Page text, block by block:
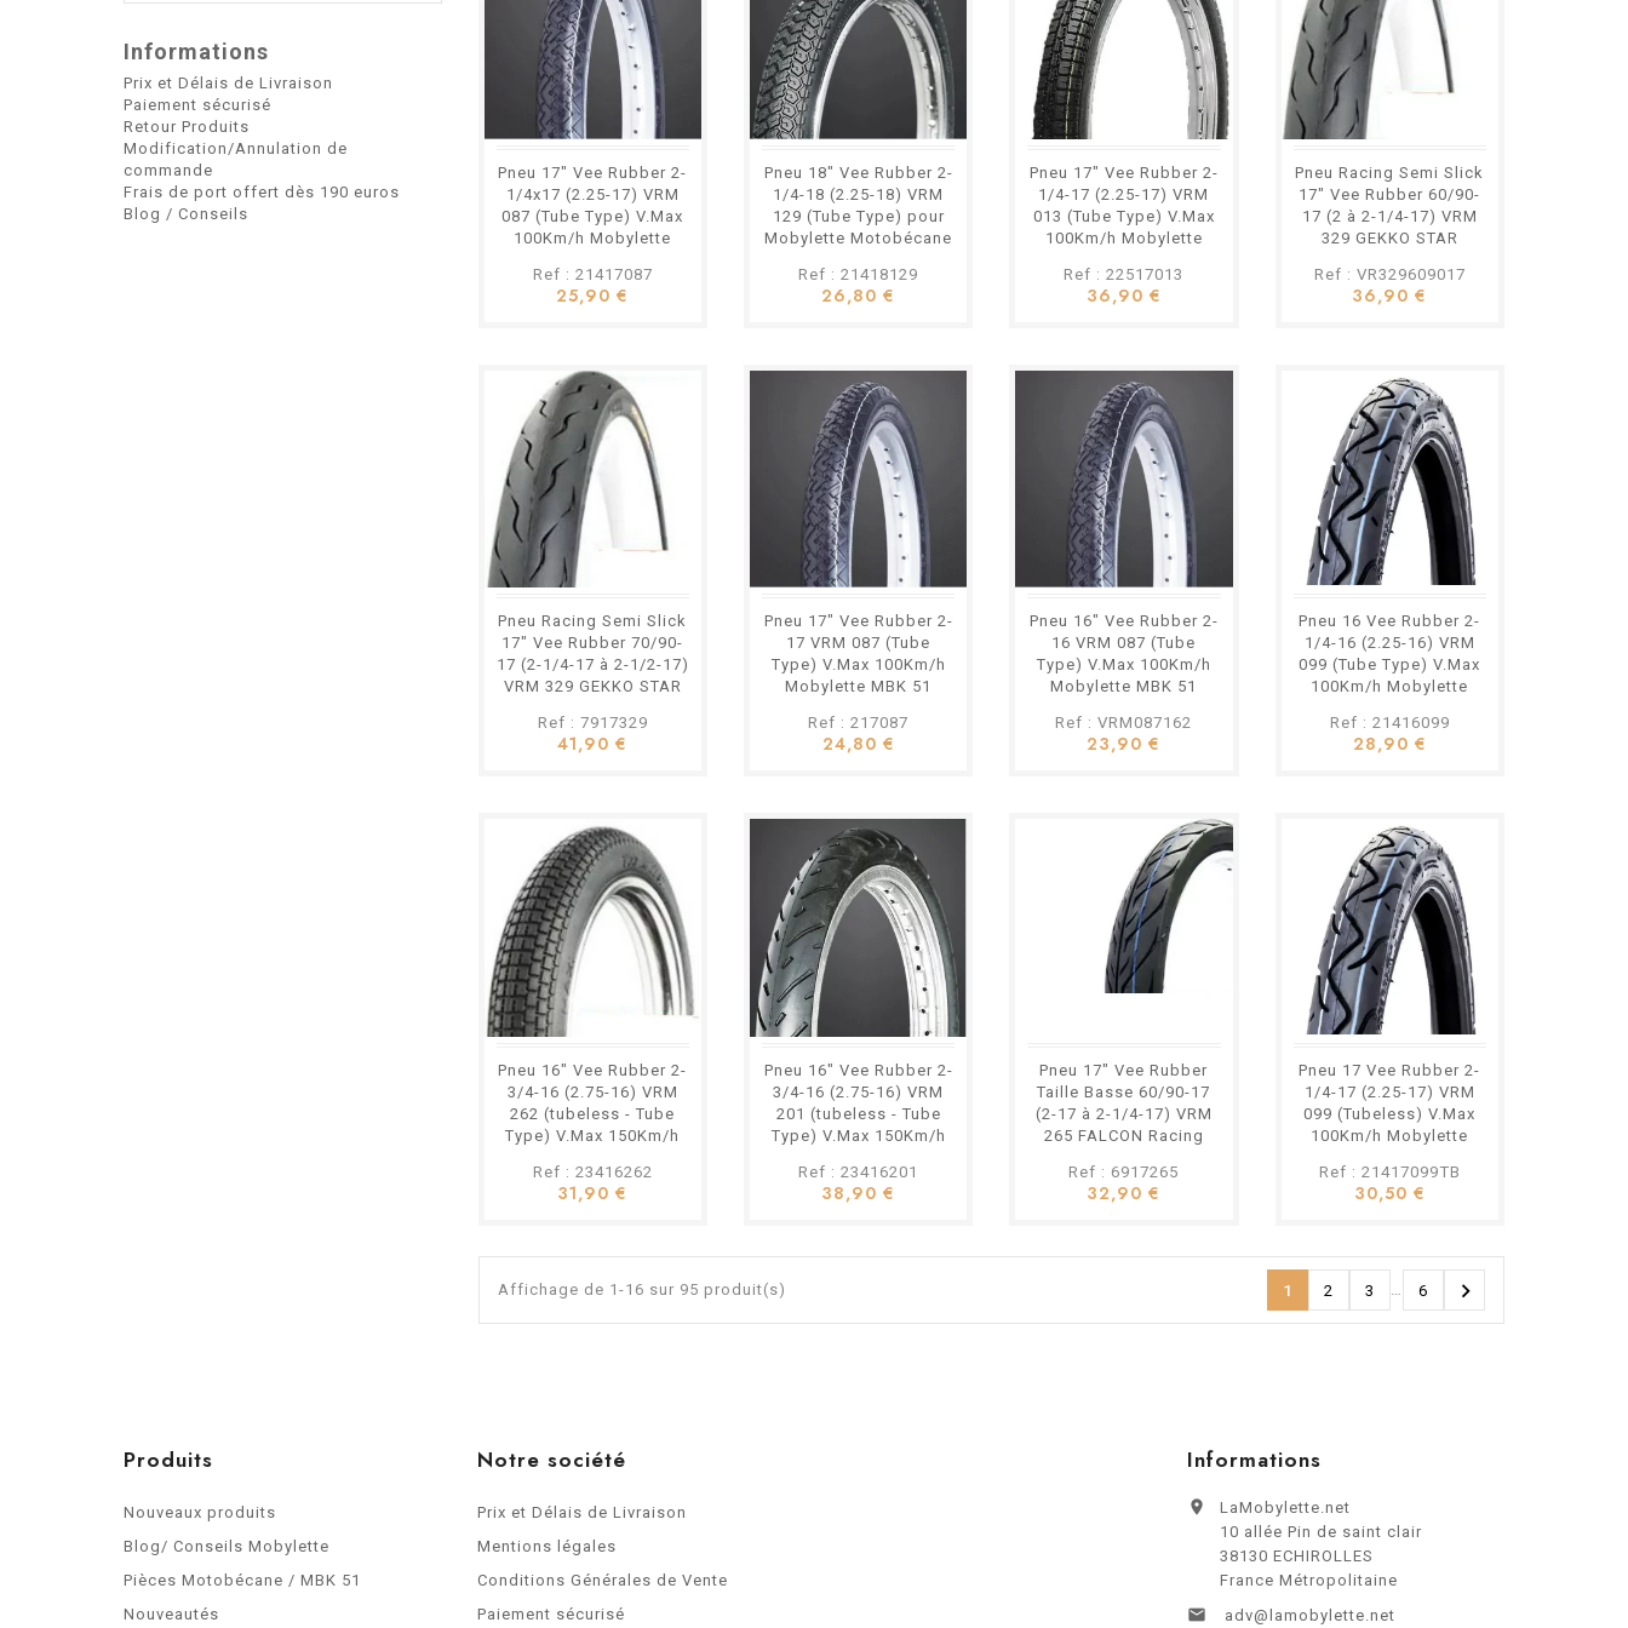
Informations
Prix et Délais de Livraison
Paiement sécurisé
Retour Produits
Modification/Annulation de
commande
Frais de port offert dès 190 euros
Blog / Conseils
Pneu 17" Vee Rubber 2-
1/4x17 (2.25-17) VRM
087 (Tube Type) V.Max
100Km/h Mobylette
Ref : 21417087
25,90 €
Pneu 18" Vee Rubber 2-
1/4-18 (2.25-18) VRM
129 (Tube Type) pour
Mobylette Motobécane
Ref : 21418129
26,80 €
Pneu 17" Vee Rubber 2-
1/4-17 (2.25-17) VRM
013 (Tube Type) V.Max
100Km/h Mobylette
Ref : 22517013
36,90 €
Pneu Racing Semi Slick
17" Vee Rubber 60/90-
17 (2 à 2-1/4-17) VRM
329 GEKKO STAR
Ref : VR329609017
36,90 €
Pneu Racing Semi Slick
17" Vee Rubber 70/90-
17 (2-1/4-17 à 2-1/2-17)
VRM 329 GEKKO STAR
Ref : 7917329
41,90 €
Pneu 17" Vee Rubber 2-
17 VRM 087 (Tube
Type) V.Max 100Km/h
Mobylette MBK 51
Ref : 217087
24,80 €
Pneu 16" Vee Rubber 2-
16 VRM 087 (Tube
Type) V.Max 100Km/h
Mobylette MBK 51
Ref : VRM087162
23,90 €
Pneu 16 Vee Rubber 2-
1/4-16 (2.25-16) VRM
099 (Tube Type) V.Max
100Km/h Mobylette
Ref : 21416099
28,90 €
Pneu 16" Vee Rubber 2-
3/4-16 (2.75-16) VRM
262 (tubeless - Tube
Type) V.Max 150Km/h
Ref : 23416262
31,90 €
Pneu 16" Vee Rubber 2-
3/4-16 (2.75-16) VRM
201 (tubeless - Tube
Type) V.Max 150Km/h
Ref : 23416201
38,90 €
Pneu 17" Vee Rubber
Taille Basse 60/90-17
(2-17 à 2-1/4-17) VRM
265 FALCON Racing
Ref : 6917265
32,90 €
Pneu 17 Vee Rubber 2-
1/4-17 (2.25-17) VRM
099 (Tubeless) V.Max
100Km/h Mobylette
Ref : 21417099TB
30,50 €
Affichage de 1-16 sur 95 produit(s) 1 2 3 6 
Produits
Nouveaux produits
Blog/ Conseils Mobylette
Pièces Motobécane / MBK 51
Nouveautés
Notre société
Prix et Délais de Livraison
Mentions légales
Conditions Générales de Vente
Paiement sécurisé
Informations

LaMobylette.net
10 allée Pin de saint clair
38130 ECHIROLLES
France Métropolitaine
 adv@lamobylette.net